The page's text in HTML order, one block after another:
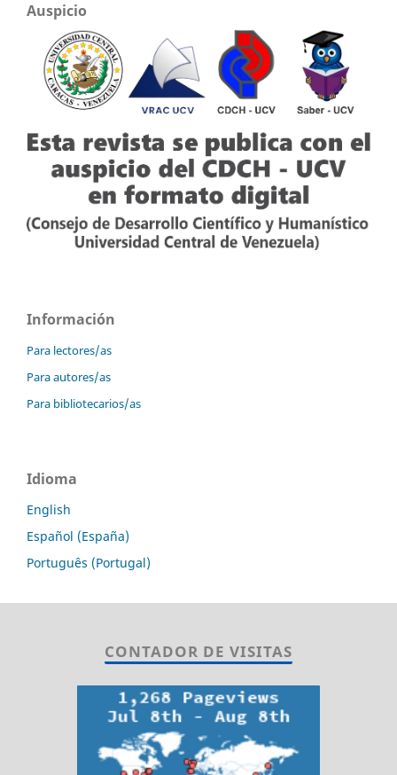
Auspicio
Información
Para lectores/as
Para autores/as
Para bibliotecarios/as
Idioma
English
Español (España)
Português (Portugal)
CONTADOR DE VISITAS